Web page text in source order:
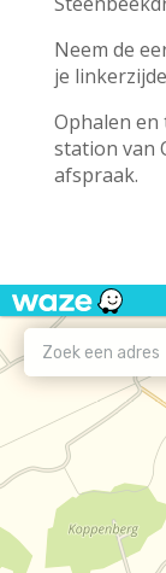
Neem de
je
Ophalen
station van
afspraak.